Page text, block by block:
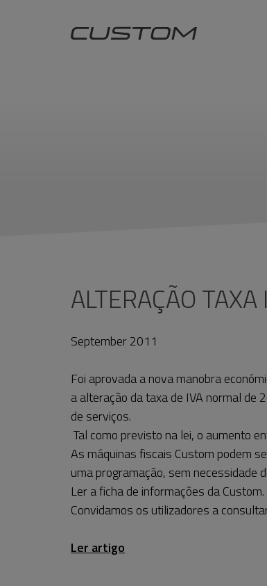
ALTERAÇÃO
September 2011
Foi aprovada a nova manobra
a alteração da taxa de IVA normal de
de serviços.
Tal como previsto na lei, o aumento
As máquinas fiscais Custom podem
uma programação, sem necessidade
Ler a ficha de informações da Custom.
Convidamos os utilizadores a
Ler artigo